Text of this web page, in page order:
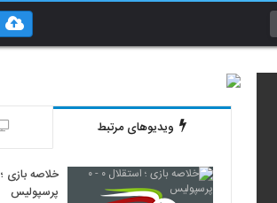
ویدیوهای مرتبط
پرسپولیس